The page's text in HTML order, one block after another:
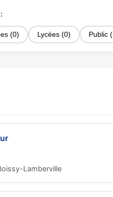
(0) Lycées (0) Public
Lamberville